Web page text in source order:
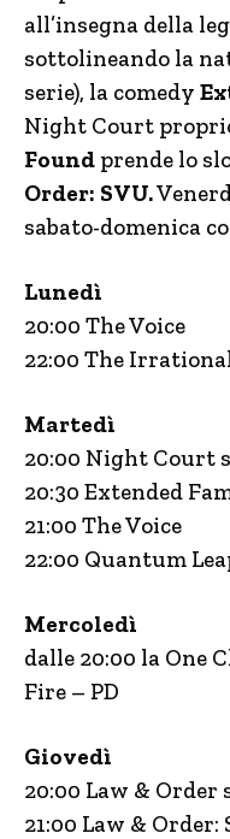
all’insegna della
sottolineando la
serie), la comedy
Night Court
Found prende lo
Order: SVU.
sabato-domenica
Lunedì
20:00 The Voice
22:00 The
Martedì
20:00 Night Court
20:30 Extended
21:00 The Voice
22:00 Quantum
Mercoledì
dalle 20:00 la One
Fire – PD
Giovedì
20:00 Law & Order
21:00 Law & Order: